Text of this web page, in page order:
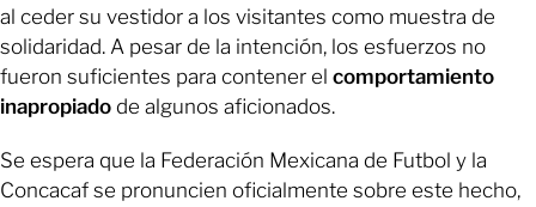
al ceder su vestidor a los visitantes como muestra de
solidaridad. A pesar de la intención, los esfuerzos no
fueron suficientes para contener el comportamiento
inapropiado de algunos aficionados.
Se espera que la Federación Mexicana de Futbol y la
Concacaf se pronuncien oficialmente sobre este hecho,